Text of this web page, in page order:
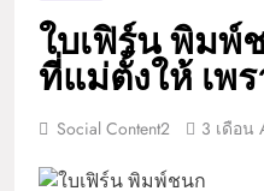
ใบเฟิร์น พิมพ์
ที่แม่ตั้งให้ เพ
Social Content2 3 เดือน